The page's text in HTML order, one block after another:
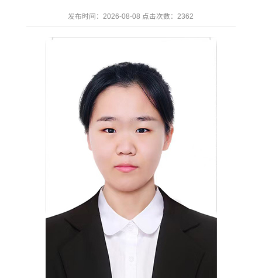
发布时间：2026-08-08 点击次数：2362